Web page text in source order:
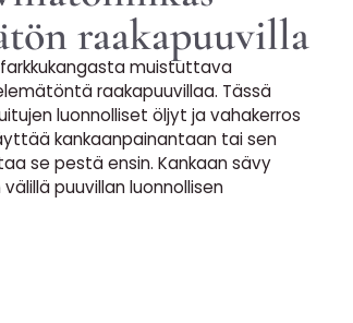
raakapuuvilla
muistuttava
raakapuuvillaa. Tässä
luonnolliset öljyt ja vahakerros
kankaanpainantaan tai sen
se pestä ensin. Kankaan sävy
puuvillan luonnollisen